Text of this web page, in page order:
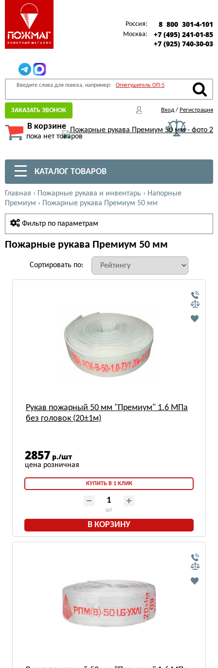
Россия: 8 800 301-4-101
Москва:
+7 (495) 241-01-85
+7 (925) 740-30-03
Введите слова для поиска, например: Огнетушитель ОП-5
ЗАКАЗАТЬ ЗВОНОК Вход / Регистрация
В корзине
пока нет товаров
КАТАЛОГ ТОВАРОВ
Главная › Пожарные рукава и инвентарь › Напорные
Премиум › Пожарные рукава Премиум 50 мм
Фильтр по параметрам
Пожарные рукава Премиум 50 мм
Сортировать по:
Рукав пожарный 50 мм "Премиум" 1.6 МПа
без головок (20±1м)
2857 р./шт
КУПИТЬ В 1 КЛИК
шт
В КОРЗИНУ